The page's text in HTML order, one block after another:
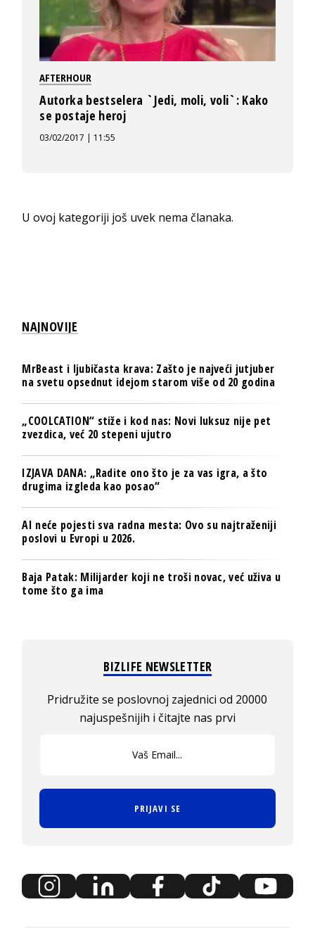
AFTERHOUR
Autorka bestselera `Jedi, moli, voli`: Kako
se postaje heroj
03/02/2017 | 11:55
U ovoj kategoriji još uvek nema članaka.
NAJNOVIJE
MrBeast i ljubičasta krava: Zašto je najveći jutjuber
na svetu opsednut idejom starom više od 20 godina
„COOLCATION“ stiže i kod nas: Novi luksuz nije pet
zvezdica, već 20 stepeni ujutro
IZJAVA DANA: „Radite ono što je za vas igra, a što
drugima izgleda kao posao“
AI neće pojesti sva radna mesta: Ovo su najtraženiji
poslovi u Evropi u 2026.
Baja Patak: Milijarder koji ne troši novac, već uživa u
tome što ga ima
BIZLIFE NEWSLETTER
Pridružite se poslovnoj zajednici od 20000
najuspešnijih i čitajte nas prvi
PRIJAVI SE